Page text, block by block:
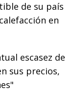
de su país
en
escasez de
sus precios,